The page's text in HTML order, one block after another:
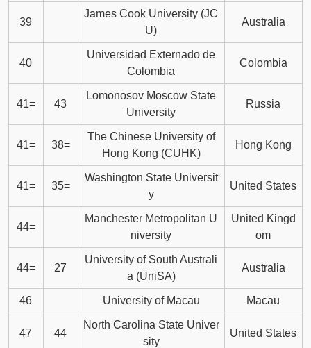
39
James Cook University (JC
U)
Australia
40
Universidad Externado de
Colombia
Colombia
41= 43
Lomonosov Moscow State
University
Russia
41= 38=
The Chinese University of
Hong Kong (CUHK)
Hong Kong
41= 35=
Washington State Universit
y
United States
44=
Manchester Metropolitan U
niversity
United Kingd
om
44= 27
University of South Australi
a (UniSA)
Australia
46 University of Macau Macau
47 44
North Carolina State Univer
sity
United States